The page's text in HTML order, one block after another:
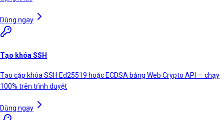
Dùng ngay
Tạo khóa SSH
Tạo cặp khóa SSH Ed25519 hoặc ECDSA bằng Web Crypto API — chạy
100% trên trình duyệt
Dùng ngay